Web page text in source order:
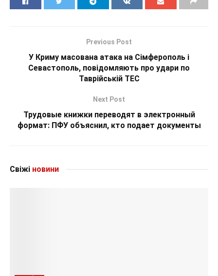
Previous Post
У Криму масована атака на Сімферополь і
Севастополь, повідомляють про удари по
Таврійській ТЕС
Next Post
Трудовые книжки переводят в электронный
формат: ПФУ объяснил, кто подает документы
Свіжі новини